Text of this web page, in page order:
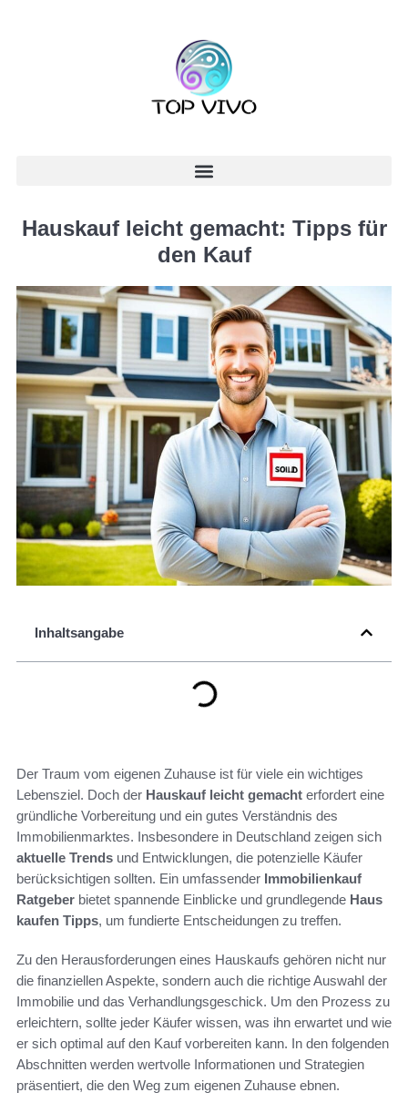
Hauskauf leicht gemacht: Tipps für
den Kauf
Inhaltsangabe
Der Traum vom eigenen Zuhause ist für viele ein wichtiges
Lebensziel. Doch der Hauskauf leicht gemacht erfordert eine
gründliche Vorbereitung und ein gutes Verständnis des
Immobilienmarktes. Insbesondere in Deutschland zeigen sich
aktuelle Trends und Entwicklungen, die potenzielle Käufer
berücksichtigen sollten. Ein umfassender Immobilienkauf
Ratgeber bietet spannende Einblicke und grundlegende Haus
kaufen Tipps, um fundierte Entscheidungen zu treffen.
Zu den Herausforderungen eines Hauskaufs gehören nicht nur
die finanziellen Aspekte, sondern auch die richtige Auswahl der
Immobilie und das Verhandlungsgeschick. Um den Prozess zu
erleichtern, sollte jeder Käufer wissen, was ihn erwartet und wie
er sich optimal auf den Kauf vorbereiten kann. In den folgenden
Abschnitten werden wertvolle Informationen und Strategien
präsentiert, die den Weg zum eigenen Zuhause ebnen.